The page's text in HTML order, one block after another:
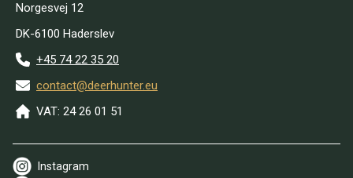
Norgesvej 12
DK-6100 Haderslev
+45 74 22 35 20
contact@deerhunter.eu
VAT: 24 26 01 51
Instagram